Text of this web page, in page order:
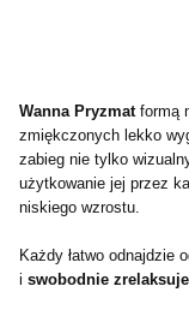
Wanna Pryzmat formą
zmiękczonych lekko
zabieg nie tylko
użytkowanie jej przez
niskiego wzrostu.
Każdy łatwo odnajdzie
i swobodnie zrelaksuje